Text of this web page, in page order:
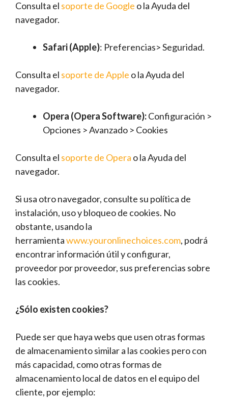
Consulta el soporte de Google o la Ayuda del
navegador.
Safari (Apple): Preferencias> Seguridad.
Consulta el soporte de Apple o la Ayuda del
navegador.
Opera (Opera Software):Configuración >
Opciones > Avanzado > Cookies
Consulta el soporte de Opera o la Ayuda del
navegador.
Si usa otro navegador, consulte su política de
instalación, uso y bloqueo de cookies. No
obstante, usando la
herramientawww.youronlinechoices.com, podrá
encontrar información útil y configurar,
proveedor por proveedor, sus preferencias sobre
las cookies.
¿Sólo existen cookies?
Puede ser que haya webs que usen otras formas
de almacenamiento similar a las cookies pero con
más capacidad, como otras formas de
almacenamiento local de datos en el equipo del
cliente, por ejemplo: